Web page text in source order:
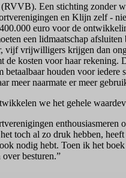
Een stichting zonder
en Klijn zelf -
euro voor de
een lidmaatschap
vijf vrijwilligers krijgen dan
de kosten voor haar rekening.
houden voor iedere
meer naarmate er meer
we het gehele
enthousiasmeren
toch al zo druk hebben,
nodig hebt. Toen ik het boek
besturen.”